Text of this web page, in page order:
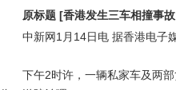
原标题 [香港发生三车相撞事
中新网1月14日电 据香港电子媒
下午2时许，一辆私家车及两部